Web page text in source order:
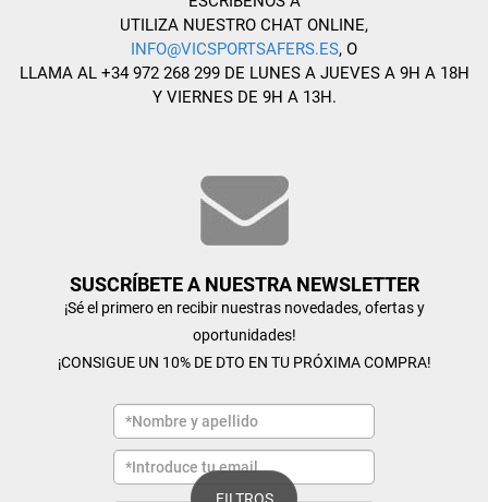
UTILIZA NUESTRO CHAT ONLINE,
INFO@VICSPORTSAFERS.ES, O
LLAMA AL +34 972 268 299 DE LUNES A JUEVES A 9H A 18H
Y VIERNES DE 9H A 13H.
SUSCRÍBETE A NUESTRA NEWSLETTER
¡Sé el primero en recibir nuestras novedades, ofertas y
oportunidades!
¡CONSIGUE UN 10% DE DTO EN TU PRÓXIMA COMPRA!